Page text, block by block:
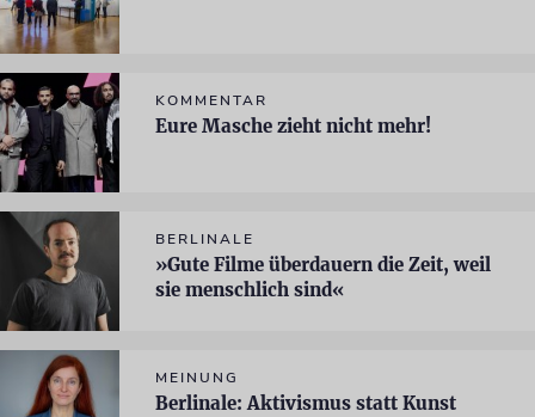
KOMMENTAR
Eure Masche zieht nicht mehr!
BERLINALE
»Gute Filme überdauern die Zeit, weil
sie menschlich sind«
MEINUNG
Berlinale: Aktivismus statt Kunst